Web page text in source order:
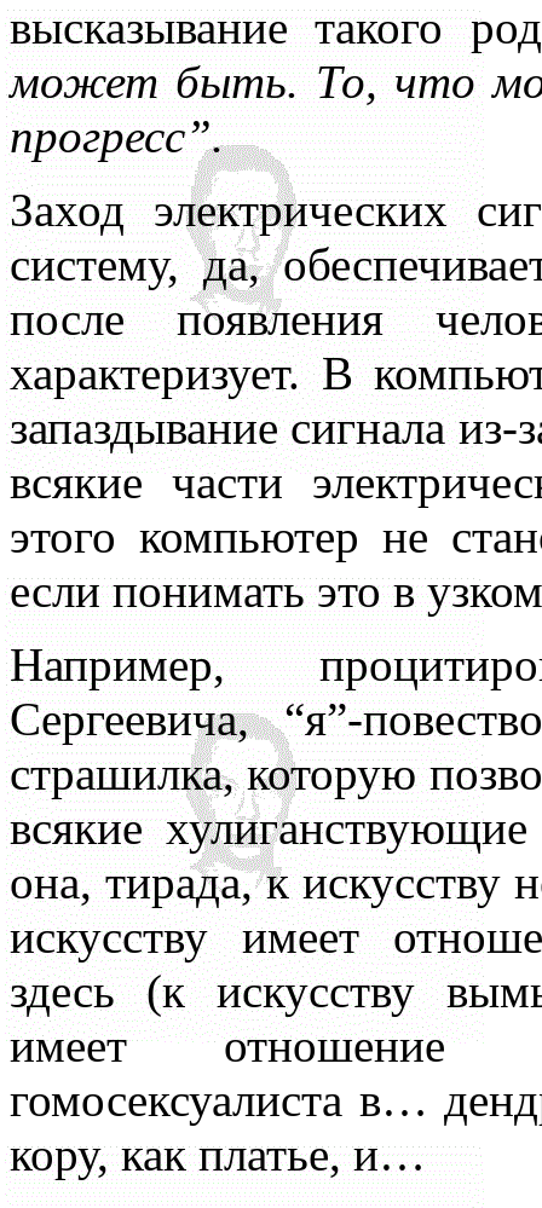
высказывание такого
может быть. То, что
прогресс”.
Заход электрических
систему, да,
после появления
характеризует. В
запаздывание сигнала из-
всякие части
этого компьютер не
если понимать это в
Например,
Сергеевича, “я”-
страшилка, которую
всякие
она, тирада, к искусству
искусству имеет
здесь (к искусству
имеет отношение
гомосексуалиста в…
кору, как платье, и…